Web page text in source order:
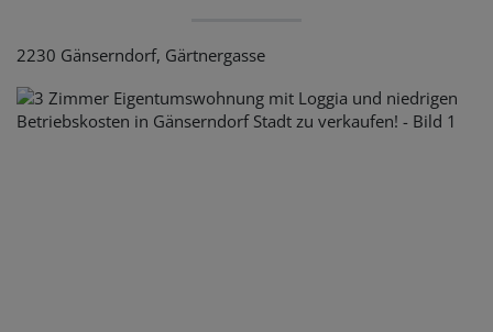
2230 Gänserndorf, Gärtnergasse